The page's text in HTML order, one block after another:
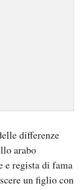
differenze
arabo
e regista di fama
un figlio con